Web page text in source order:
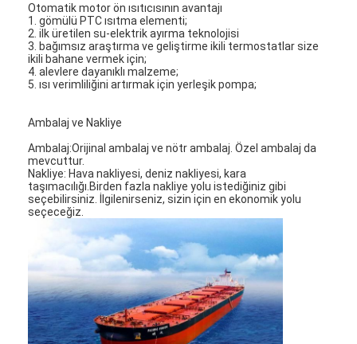
Otomatik motor ön ısıtıcısının avantajı
1. gömülü PTC ısıtma elementi;
2. ilk üretilen su-elektrik ayırma teknolojisi
3. bağımsız araştırma ve geliştirme ikili termostatlar size
ikili bahane vermek için;
4. alevlere dayanıklı malzeme;
5. ısı verimliliğini artırmak için yerleşik pompa;
Ambalaj ve Nakliye
Ambalaj:Orijinal ambalaj ve nötr ambalaj. Özel ambalaj da
mevcuttur.
Nakliye: Hava nakliyesi, deniz nakliyesi, kara
taşımacılığı.Birden fazla nakliye yolu istediğiniz gibi
seçebilirsiniz. İlgilenirseniz, sizin için en ekonomik yolu
seçeceğiz.